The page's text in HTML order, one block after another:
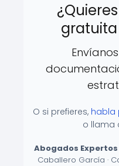
O si prefieres, habla
o llama
Abogados
Caballero García ·